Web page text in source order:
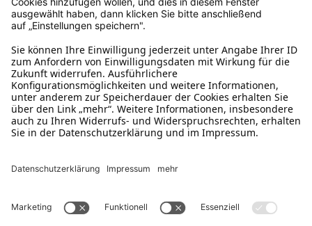
Ruf uns an
Schreibe uns
verkauf@schecker.de
WhatsApp Support
Tritt unserem Newsletter bei